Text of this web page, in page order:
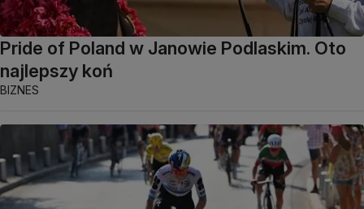
Pride of Poland w Janowie Podlaskim. Oto
najlepszy koń
BIZNES